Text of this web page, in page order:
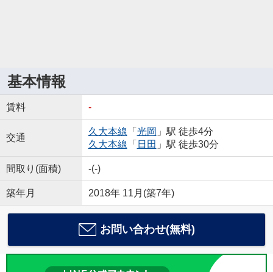
基本情報
賃料 -
交通
久大本線 「 光岡 」駅 徒歩4分
久大本線 「 日田 」駅 徒歩30分
間取り(面積) -(-)
築年月 2018年 11月(築7年)
お問い合わせ(無料)